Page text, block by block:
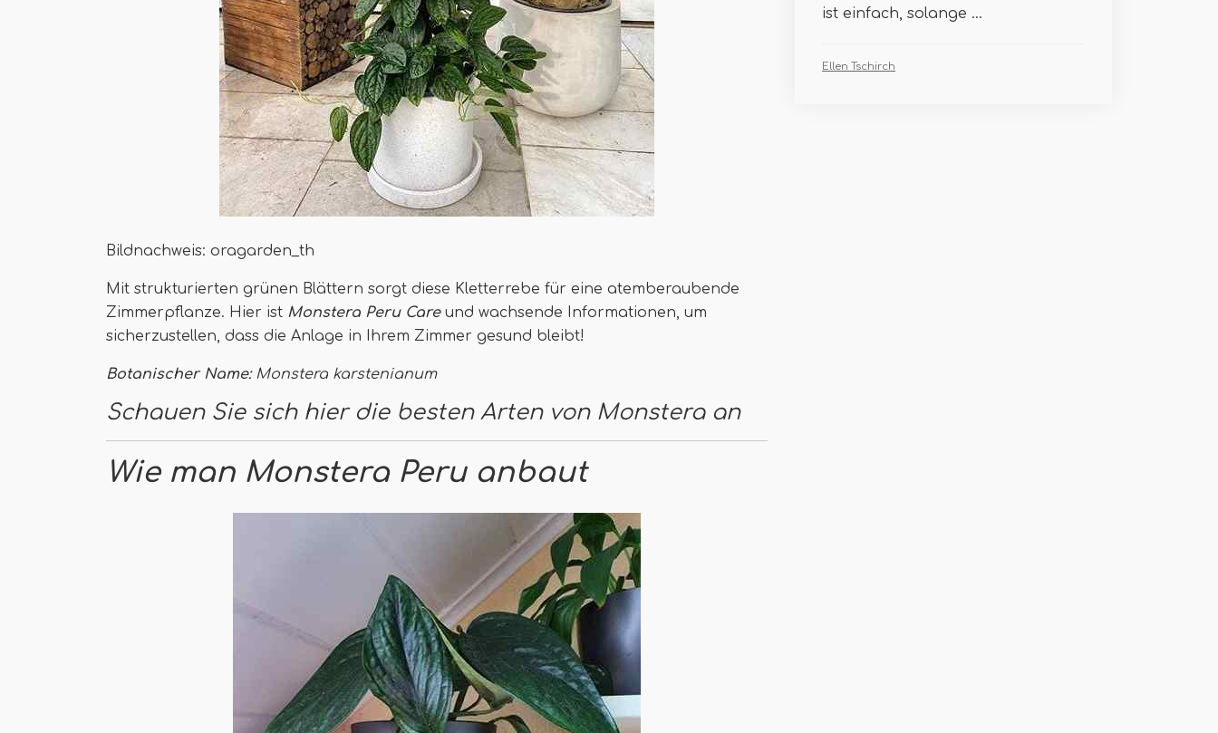
Bildnachweis: oragarden_th
Mit strukturierten grünen Blättern sorgt diese Kletterrebe für eine atemberaubende
Zimmerpflanze. Hier ist Monstera Peru Careund wachsende Informationen, um
sicherzustellen, dass die Anlage in Ihrem Zimmer gesund bleibt!
Botanischer Name:Monstera karstenianum
Schauen Sie sich hier die besten Arten von Monstera an
Wie man Monstera Peru anbaut
ist einfach, solange ...
Ellen Tschirch